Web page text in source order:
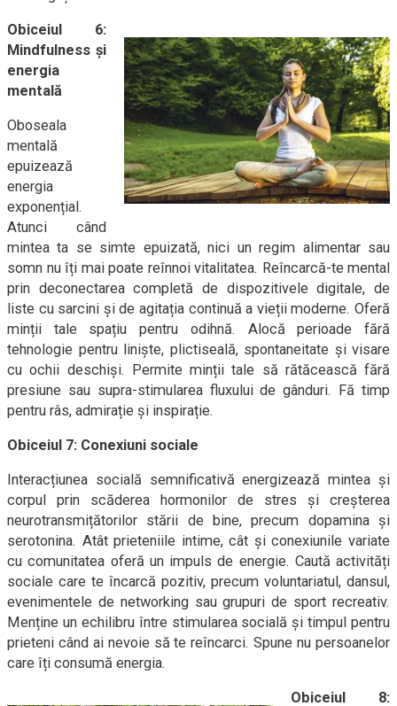
Obiceiul 6:
Mindfulness și
energia
mentală
Oboseala
mentală
epuizează
energia
exponențial.
Atunci când
mintea ta se simte epuizată, nici un regim alimentar sau
somn nu îți mai poate reînnoi vitalitatea. Reîncarcă-te mental
prin deconectarea completă de dispozitivele digitale, de
liste cu sarcini și de agitația continuă a vieții moderne. Oferă
minții tale spațiu pentru odihnă. Alocă perioade fără
tehnologie pentru liniște, plictiseală, spontaneitate și visare
cu ochii deschiși. Permite minții tale să rătăcească fără
presiune sau supra-stimularea fluxului de gânduri. Fă timp
pentru râs, admirație și inspirație.
Obiceiul 7: Conexiuni sociale
Interacțiunea socială semnificativă energizează mintea și
corpul prin scăderea hormonilor de stres și creșterea
neurotransmițătorilor stării de bine, precum dopamina și
serotonina. Atât prieteniile intime, cât și conexiunile variate
cu comunitatea oferă un impuls de energie. Caută activități
sociale care te încarcă pozitiv, precum voluntariatul, dansul,
evenimentele de networking sau grupuri de sport recreativ.
Menține un echilibru între stimularea socială și timpul pentru
prieteni când ai nevoie să te reîncarci. Spune nu persoanelor
care îți consumă energia.
Obiceiul 8: